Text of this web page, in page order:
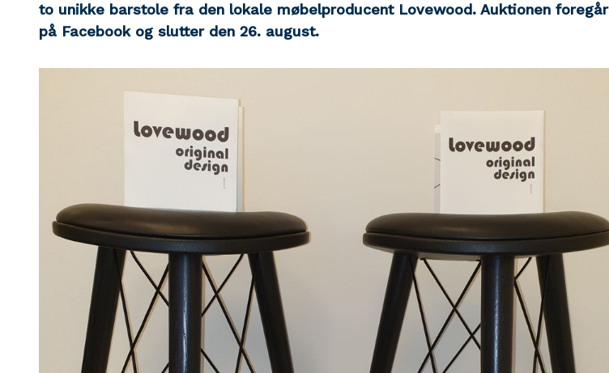
to unikke barstole fra den lokale møbelproducent Lovewood. Auktionen foregår
på Facebook og slutter den 26. august.